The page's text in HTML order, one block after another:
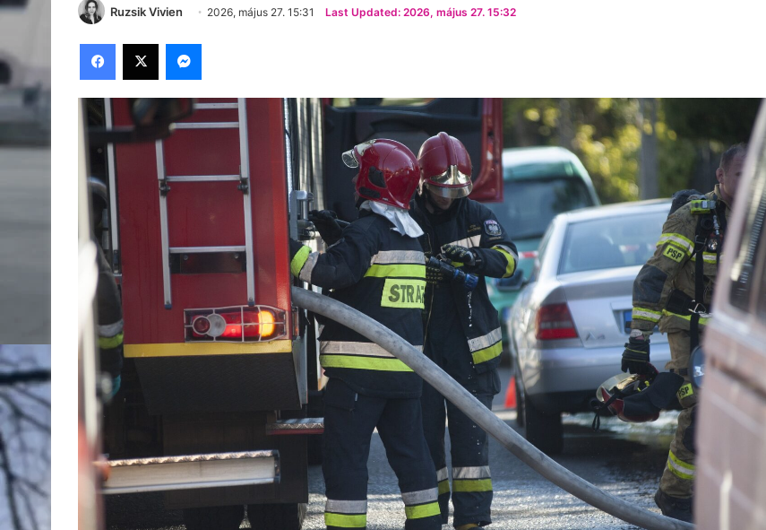
Ruzsik Vivien 2026, május 27. 15:31 Last Updated: 2026, május 27. 15:32
Facebook
X Messenger